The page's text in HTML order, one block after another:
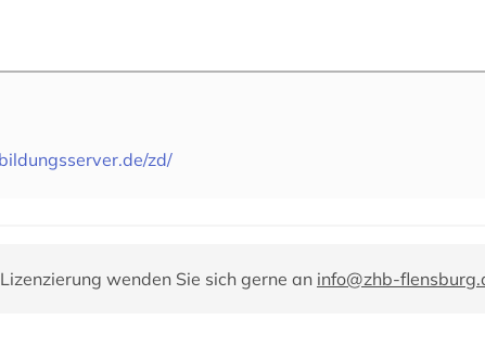
zd/
wenden Sie sich gerne an info@zhb-